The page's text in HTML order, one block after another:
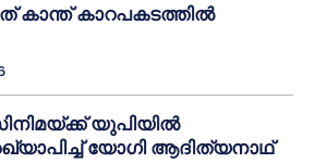
കാന്ത് കാറപകടത്തിൽ
യുപിയിൽ
യോഗി ആദിത്യനാഥ്